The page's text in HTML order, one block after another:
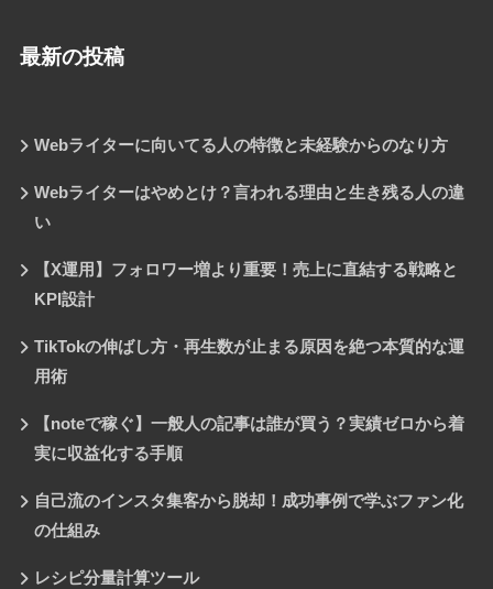
最新の投稿
Webライターに向いてる人の特徴と未経験からのなり方
Webライターはやめとけ？言われる理由と生き残る人の違
い
【X運用】フォロワー増より重要！売上に直結する戦略と
KPI設計
TikTokの伸ばし方・再生数が止まる原因を絶つ本質的な運
用術
【noteで稼ぐ】一般人の記事は誰が買う？実績ゼロから着
実に収益化する手順
自己流のインスタ集客から脱却！成功事例で学ぶファン化
の仕組み
レシピ分量計算ツール